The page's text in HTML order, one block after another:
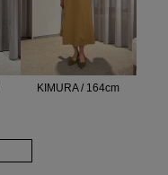
KIMURA / 164cm